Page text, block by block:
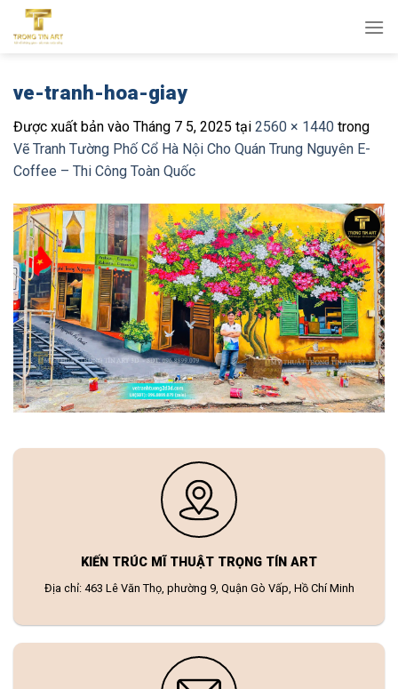
qua
ve-tranh-hoa-giay
Được xuất bản vào Tháng 7 5, 2025 tại 2560 × 1440 trong
Vẽ Tranh Tường Phố Cổ Hà Nội Cho Quán Trung Nguyên E-
Coffee – Thi Công Toàn Quốc
KIẾN TRÚC MĨ THUẬT TRỌNG TÍN ART
Địa chỉ: 463 Lê Văn Thọ, phường 9, Quận Gò Vấp, Hồ Chí Minh